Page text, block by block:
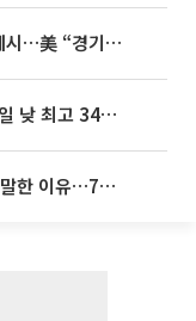
이란, 미국에 호르무즈 합의 조건 제시…美 “경기 아직 안 끝나” [종합]
[내일 날씨] 전국 무더위 계속…10일 낮 최고 34도 육박
추미애가 페이스북서 네 번 재정을 말한 이유…7700억 추경 열쇠는 도의회에